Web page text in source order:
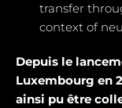
transfer
context of
Depuis le
Luxembourg en
ainsi pu être